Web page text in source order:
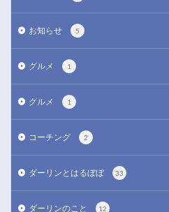
お知らせ 5
グルメ 1
グルメ 1
コーチング 2
ダーリンとはるぼぼ 33
ダーリンのこと 12